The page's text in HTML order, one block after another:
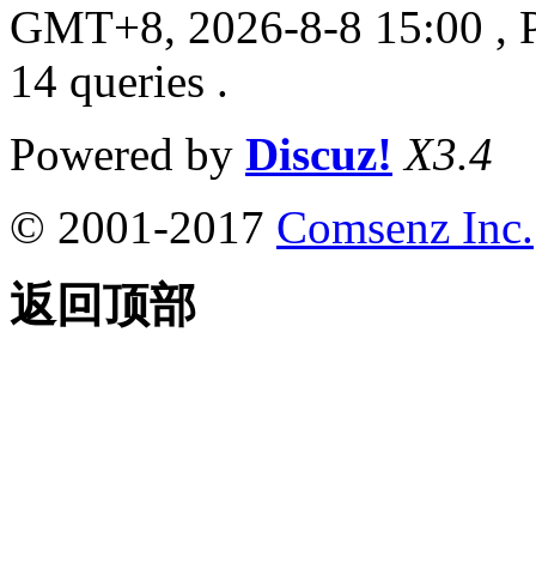
GMT+8, 2026-8-8 15:00 ,
14 queries .
Powered by Discuz! X3.4
© 2001-2017 Comsenz Inc.
返回顶部